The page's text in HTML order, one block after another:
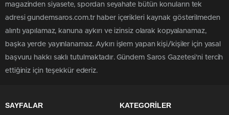
magazinden siyasete, spordan seyahate bütün konuların tek
adresi gundemsaros.com.tr haber içerikleri kaynak gösterilmeden
alıntı yapılamaz, kanuna aykırı ve izinsiz olarak kopyalanamaz,
başka yerde yayınlanamaz. Aykırı işlem yapan kişi/kişiler için yasal
başvuru hakkı saklı tutulmaktadır. Gündem Saros Gazetesi'ni tercih
ettiğiniz için teşekkür ederiz.
SAYFALAR KATEGORİLER